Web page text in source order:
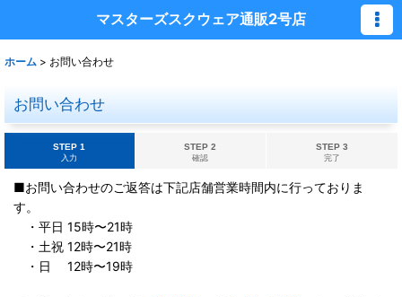
マスターズスクウェア通販2号店
ホーム > お問い合わせ
お問い合わせ
STEP 1
入力
STEP 2
確認
STEP 3
完了
■お問い合わせのご返答は下記店舗営業時間内に行っておりま
す。
・平日 15時〜21時
・土祝 12時〜21時
・日 12時〜19時